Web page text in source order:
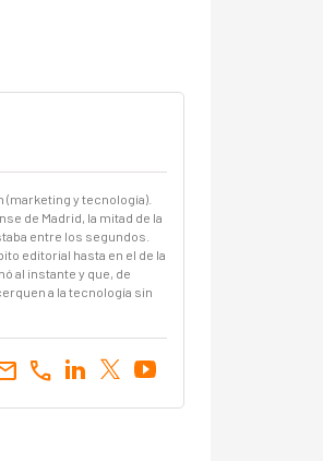
y tecnología).
de Madrid, la mitad de la
entre los segundos.
editorial hasta en el de la
al instante y que, de
a la tecnología sin
call